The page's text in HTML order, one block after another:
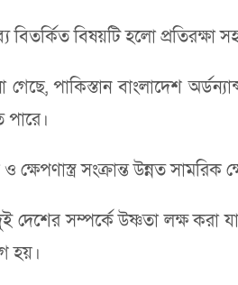
বিষয়টি হলো প্রতিরক্ষা
পাকিস্তান বাংলাদেশ
পারে।
ক্ষেপণাস্ত্র সংক্রান্ত উন্নত
সম্পর্কে উষ্ণতা লক্ষ করা
হয়।